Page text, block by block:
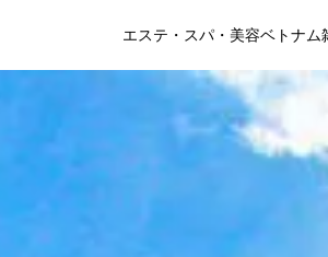
エステ・スパ・美容ベトナム